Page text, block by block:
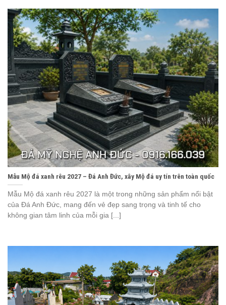
Mẫu Mộ đá xanh rêu 2027 – Đá Anh Đức, xây Mộ đá uy tín trên toàn quốc
Mẫu Mộ đá xanh rêu 2027 là một trong những sản phẩm nổi bật
của Đá Anh Đức, mang đến vẻ đẹp sang trọng và tinh tế cho
không gian tâm linh của mỗi gia [...]